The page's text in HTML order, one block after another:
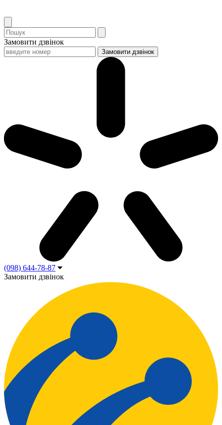
Замовити дзвінок
(098) 644-78-87
Замовити дзвінок